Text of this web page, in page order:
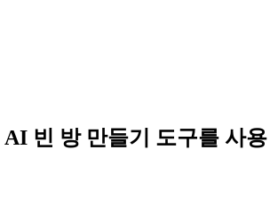
체험빈 방 만들기 도구를 사용